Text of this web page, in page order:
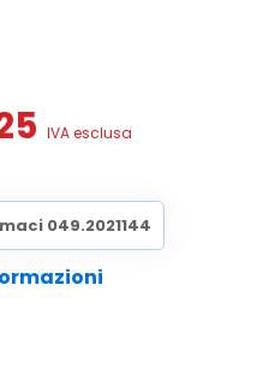
Il
attuale
è:
€276,25.
IVA esclusa
049.2021144